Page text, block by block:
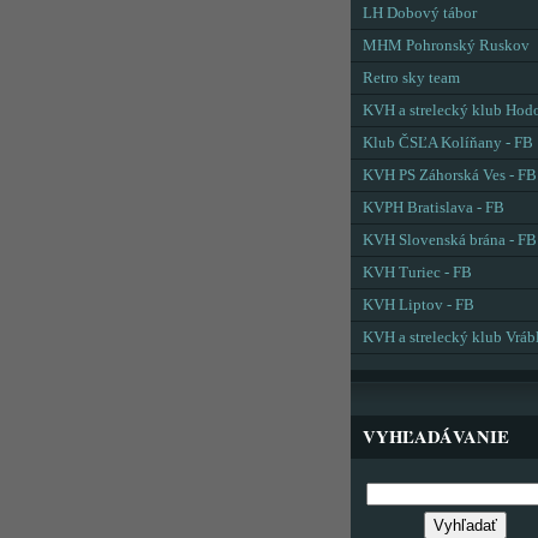
LH Dobový tábor
MHM Pohronský Ruskov
Retro sky team
KVH a strelecký klub
Klub ČSĽA Kolíňany - FB
KVH PS Záhorská Ves - FB
KVPH Bratislava - FB
KVH Slovenská brána - FB
KVH Turiec - FB
KVH Liptov - FB
KVH a strelecký klub
VYHĽADÁVANIE